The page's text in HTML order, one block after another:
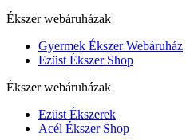
Ékszer webáruházak
Gyermek Ékszer Webáruház
Ezüst Ékszer Shop
Ékszer webáruházak
Ezüst Ékszerek
Acél Ékszer Shop